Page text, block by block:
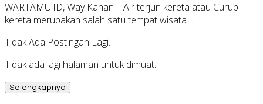
WARTAMU.ID, Way Kanan – Air terjun kereta atau Curup
kereta merupakan salah satu tempat wisata…
Tidak Ada Postingan Lagi.
Tidak ada lagi halaman untuk dimuat.
Selengkapnya